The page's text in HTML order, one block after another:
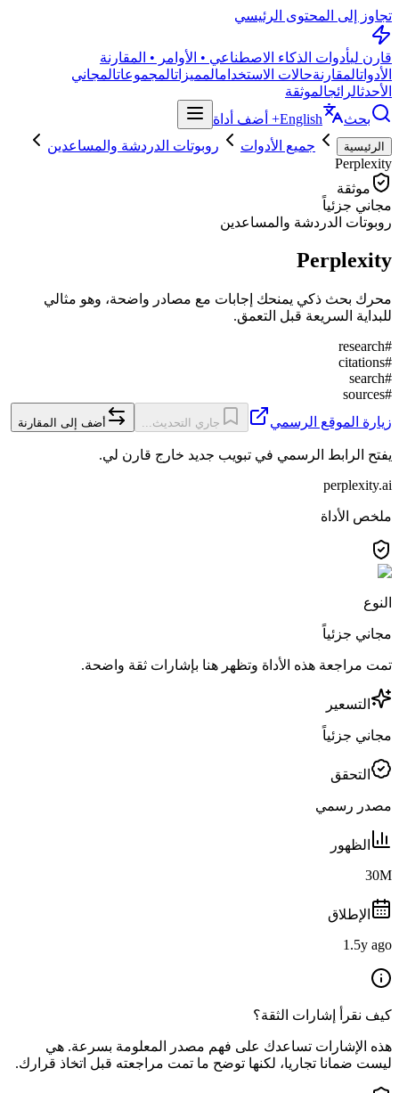
تجاوز إلى المحتوى الرئيسي
قارن ليأدوات الذكاء الاصطناعي • الأوامر • المقارنة
الأدواتالمقارنةحالات الاستخدامالمميزاتالمجموعاتالمجاني
الأحدثالرائجالموثقة
بحث
English+ أضف أداة
الرئيسية جميع الأدوات
روبوتات الدردشة والمساعدين
Perplexity
موثقة
مجاني جزئياً
روبوتات الدردشة والمساعدين
Perplexity
محرك بحث ذكي يمنحك إجابات مع مصادر واضحة، وهو مثالي
للبداية السريعة قبل التعمق.
#
research
#
citations
#
search
#
sources
زيارة الموقع الرسمي
جاري التحديث... أضف إلى المقارنة
يفتح الرابط الرسمي في تبويب جديد خارج قارن لي.
perplexity.ai
ملخص الأداة
النوع
مجاني جزئياً
تمت مراجعة هذه الأداة وتظهر هنا بإشارات ثقة واضحة.
التسعير
مجاني جزئياً
التحقق
مصدر رسمي
الظهور
30M
الإطلاق
1.5y ago
كيف نقرأ إشارات الثقة؟
هذه الإشارات تساعدك على فهم مصدر المعلومة بسرعة. هي
ليست ضمانا تجاريا، لكنها توضح ما تمت مراجعته قبل اتخاذ قرارك.